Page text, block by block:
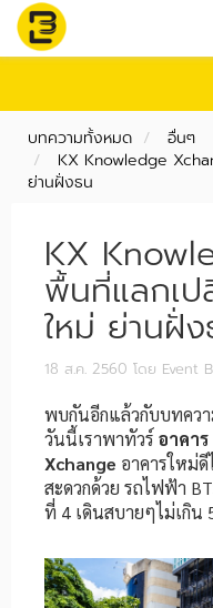
บทความทั้งหมด
อื่นๆ
KX Knowledge
ย่านฝั่งธน
KX
พื้นที่แลกเ
ใหม่ ย่านฝั่
18 ส.ค. 2560 โดย Event
พบกันอีกแล้วกับบทควา
วันนี้เราพาทัวร์ อาคาร
Xchange อาคารใหม่
สะดวกด้วย รถไฟฟ้า
ที่ 4 เดินสบายๆไม่เกิน